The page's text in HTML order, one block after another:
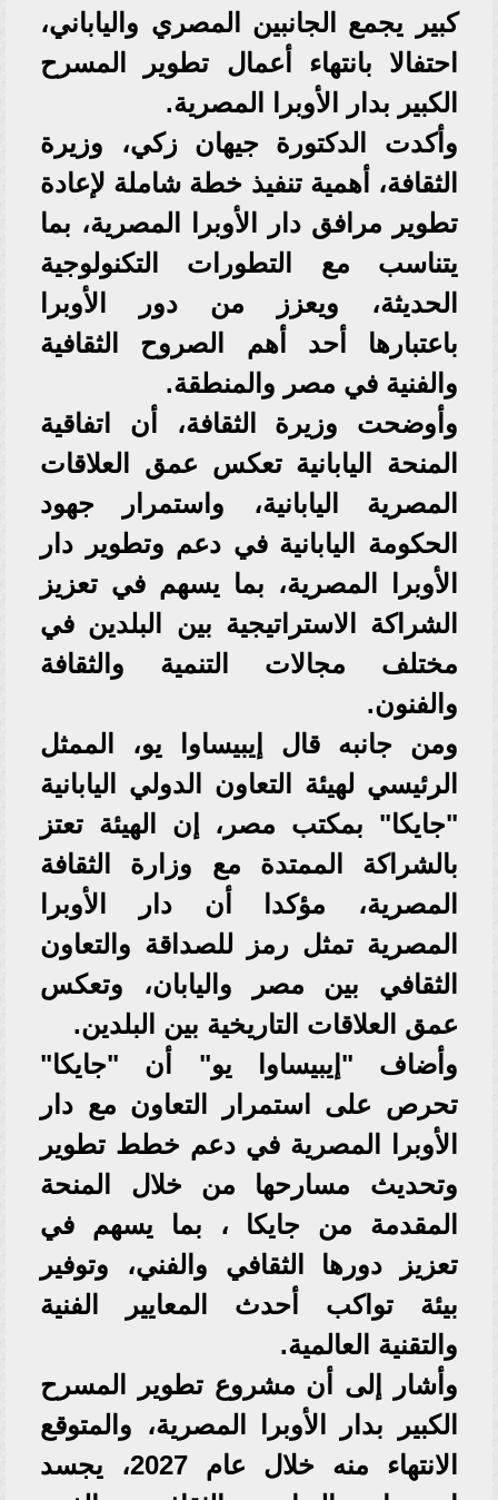
كبير يجمع الجانبين المصري والياباني،
احتفالا بانتهاء أعمال تطوير المسرح
الكبير بدار الأوبرا المصرية.
وأكدت الدكتورة جيهان زكي، وزيرة
الثقافة، أهمية تنفيذ خطة شاملة لإعادة
تطوير مرافق دار الأوبرا المصرية، بما
يتناسب مع التطورات التكنولوجية
الحديثة، ويعزز من دور الأوبرا
باعتبارها أحد أهم الصروح الثقافية
والفنية في مصر والمنطقة.
وأوضحت وزيرة الثقافة، أن اتفاقية
المنحة اليابانية تعكس عمق العلاقات
المصرية اليابانية، واستمرار جهود
الحكومة اليابانية في دعم وتطوير دار
الأوبرا المصرية، بما يسهم في تعزيز
الشراكة الاستراتيجية بين البلدين في
مختلف مجالات التنمية والثقافة
والفنون.
ومن جانبه قال إيبيساوا يو، الممثل
الرئيسي لهيئة التعاون الدولي اليابانية
"جايكا" بمكتب مصر، إن الهيئة تعتز
بالشراكة الممتدة مع وزارة الثقافة
المصرية، مؤكدا أن دار الأوبرا
المصرية تمثل رمز للصداقة والتعاون
الثقافي بين مصر واليابان، وتعكس
عمق العلاقات التاريخية بين البلدين.
وأضاف "إيبيساوا يو" أن "جايكا"
تحرص على استمرار التعاون مع دار
الأوبرا المصرية في دعم خطط تطوير
وتحديث مسارحها من خلال المنحة
المقدمة من جايكا ، بما يسهم في
تعزيز دورها الثقافي والفني، وتوفير
بيئة تواكب أحدث المعايير الفنية
والتقنية العالمية.
وأشار إلى أن مشروع تطوير المسرح
الكبير بدار الأوبرا المصرية، والمتوقع
الانتهاء منه خلال عام 2027، يجسد